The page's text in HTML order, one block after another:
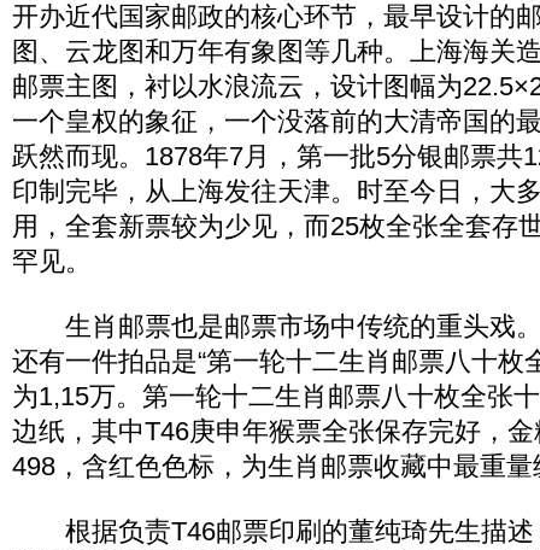
开办近代国家邮政的核心环节，最早设计的
图、云龙图和万年有象图等几种。上海海关
邮票主图，衬以水浪流云，设计图幅为
一个皇权的象征，一个没落前的大清帝国的
跃然而现。1878年7月，第一批5分银邮票共
印制完毕，从上海发往天津。时至今日，大
用，全套新票较为少见，而25枚全张全套存
罕见。
生肖邮票也是邮票市场中传统的重头戏
还有一件拍品是“第一轮十二生肖邮票八十枚
为1,15万。第一轮十二生肖邮票八十枚全张
边纸，其中T46庚申年猴票全张保存完好，
498，含红色色标，为生肖邮票收藏中最重
根据负责T46邮票印刷的董纯琦先生描述